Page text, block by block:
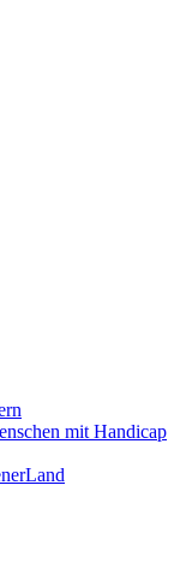
mit Handicap